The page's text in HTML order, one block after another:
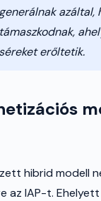
azáltal,
erőltetik.
hibrid modell
az IAP-t.